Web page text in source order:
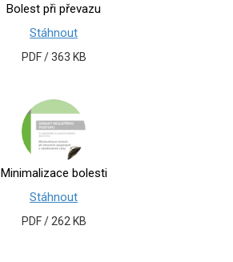
Bolest při převazu
Stáhnout
PDF / 363 KB
Minimalizace bolesti
Stáhnout
PDF / 262 KB